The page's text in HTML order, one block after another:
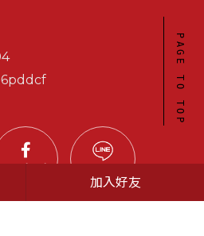
加入好友
PAGE TO TOP